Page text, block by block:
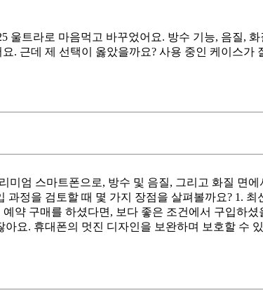
트라로 마음먹고 바꾸었어요. 방수 기능, 음질,
. 근데 제 선택이 옳았을까요? 사용 중인 케이스가
엄 스마트폰으로, 방수 및 음질, 그리고 화질 면
정을 검토할 때 몇 가지 장점을 살펴볼까요? 1. 최
약 구매를 하셨다면, 보다 좋은 조건에서 구입하셨
요. 휴대폰의 멋진 디자인을 보완하며 보호할 수